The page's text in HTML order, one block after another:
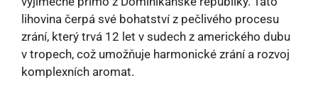
lihovina čerpá své bohatství z pečlivého procesu
zrání, který trvá 12 let v sudech z amerického dubu
v tropech, což umožňuje harmonické zrání a rozvoj
komplexních aromat.